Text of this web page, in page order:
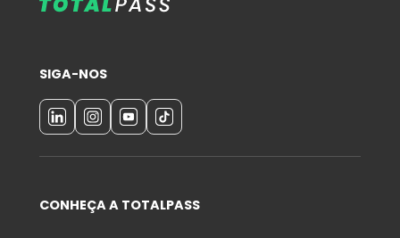
SIGA-NOS
CONHEÇA A TOTALPASS